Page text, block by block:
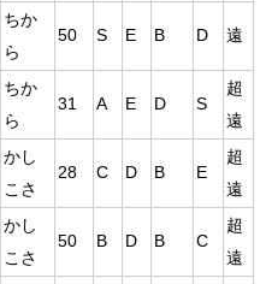
ちか
ら
50 S E B D 遠
ちか
ら
31 A E D S
超
遠
かし
こさ
28 C D B E
超
遠
かし
こさ
50 B D B C
超
遠